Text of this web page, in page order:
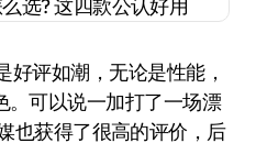
评如潮，无论是性能，
。可以说一加打了一场漂
也获得了很高的评价，后